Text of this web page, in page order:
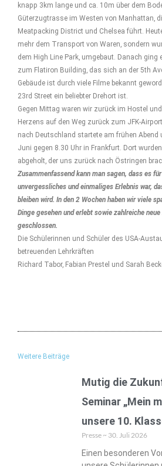
knapp 3km lange und ca. 10m über dem
Güterzugtrasse im Westen von Manhattan,
Meatpacking District und Chelsea führt.
mehr dem Transport von Waren, sondern
dem High Line Park, umgebaut. Danach ging
zum Flatiron Building, das sich an der 5th
Gebäude ist durch viele Filme bekannt
23rd Street ein beliebter Drehort ist.
Gegen Mittag waren wir zurück im Hostel
Herzens auf den Weg zurück zum JFK-
nach Deutschland startete am frühen Abend
Juni gegen 8.30 Uhr in Frankfurt. Dort
abgeholt, der uns zurück nach Östringen
Zusammenfassend kann man sagen, dass es
unvergessliches und einmaliges Erlebnis war,
bleiben wird. In den 2 Wochen haben wir viele
Dinge gesehen und erlebt sowie zahlreiche
geschlossen.
Die Schülerinnen und Schüler des USA-
betreuenden Lehrkräften
Richard Tabor, Fabian Prestel und Sarah
Weitere Beiträge
Mutig die
Seminar „Mein
unsere 10.
Presse 30. Juli 2026
Einen besonderen